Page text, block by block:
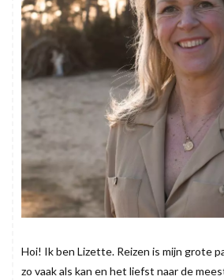
Hoi! Ik ben Lizette. Reizen is mijn grote
zo vaak als kan en het liefst naar de